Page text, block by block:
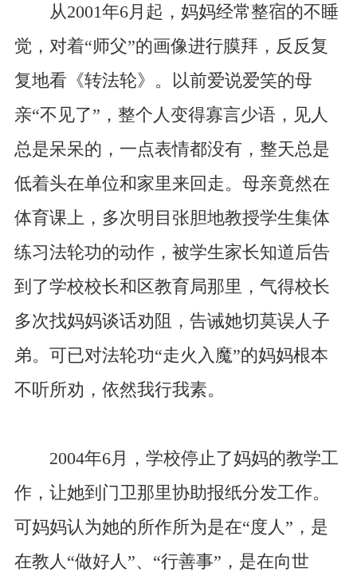
从2001年6月起，妈妈经常整宿的不睡
觉，对着“师父”的画像进行膜拜，反反复
复地看《转法轮》。以前爱说爱笑的母
亲“不见了”，整个人变得寡言少语，见人
总是呆呆的，一点表情都没有，整天总是
低着头在单位和家里来回走。母亲竟然在
体育课上，多次明目张胆地教授学生集体
练习法轮功的动作，被学生家长知道后告
到了学校校长和区教育局那里，气得校长
多次找妈妈谈话劝阻，告诫她切莫误人子
弟。可已对法轮功“走火入魔”的妈妈根本
不听所劝，依然我行我素。
2004年6月，学校停止了妈妈的教学工
作，让她到门卫那里协助报纸分发工作。
可妈妈认为她的所作所为是在“度人”，是
在教人“做好人”、“行善事”，是在向世